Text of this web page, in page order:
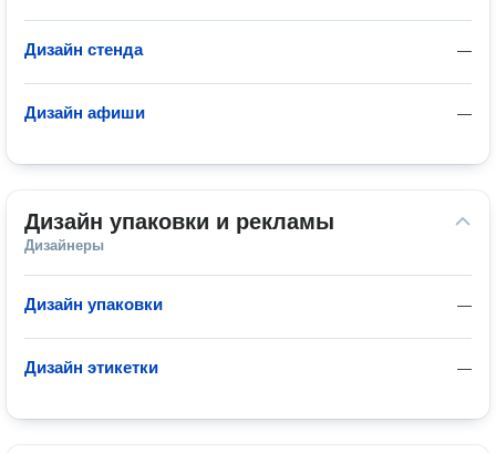
—
Дизайн стенда
—
Дизайн афиши
Дизайн упаковки и рекламы
Дизайнеры
—
Дизайн упаковки
—
Дизайн этикетки